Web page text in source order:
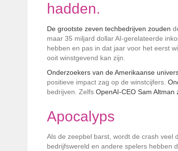
hadden.
De grootste zeven techbedrijven zouden
maar 35 miljard dollar AI-gerelateerde
hebben en pas in dat jaar voor het eerst
ooit winstgevend kan zijn.
Onderzoekers van de Amerikaanse
positieve impact zag op de winstcijfers.
bedrijven. Zelfs OpenAI-CEO Sam Altman
Apocalyps
Als de zeepbel barst, wordt de crash veel
bedrijfswereld en andere spelers hebben